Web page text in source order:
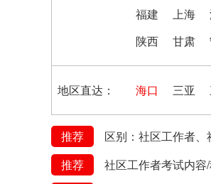
福建
上海
陕西
甘肃
地区直达： 海口 三亚
推荐
区别：社区工作者
推荐
社区工作者考试内容/